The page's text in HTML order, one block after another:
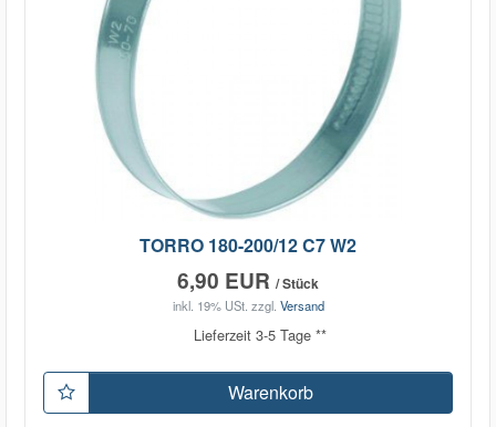
TORRO 180-200/12 C7 W2
6,90 EUR / Stück
inkl. 19% USt. zzgl. Versand
Lieferzeit 3-5 Tage **
Warenkorb